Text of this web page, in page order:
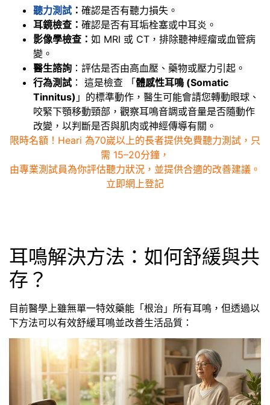
聽力測試 ： 確認是否有聽力損失。
耳鏡檢查： 確認是否有耳垢栓塞或中耳炎。
影像學檢查： 如 MRI 或 CT，排除聽神經瘤或血管病
變。
醫生諮詢 ：評估是否由高血壓、藥物或壓力引起。
行為測試： 這是檢查 「體感性耳鳴 (Somatic
Tinnitus) 」的標準動作，醫生可能會請您轉動眼球、
咬緊下顎移動頸部，觀察耳鳴音調或音量是否隨動作
改變，以判斷是否與肌肉或神經傳導有關。
限時名額！Heari 為70嵗以上的長者提供免費聽力測試，只
需 15–20分鐘，
由專業測試員為你評估聽力狀況，並提供合適的改善建議。
立即網上登記
耳鳴解決方法：如何舒緩與共
存？
目前醫學上雖無單一特效藥能「根治」所有耳鳴，但透過以
下方法可以有效舒緩耳鳴並改善生活品質：